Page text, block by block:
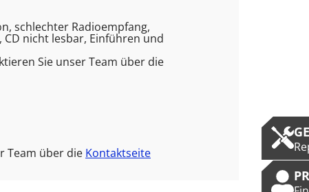
schlechter Radioempfang,
nicht lesbar, Einführen und
Sie unser Team über die
Team über die Kontaktseite